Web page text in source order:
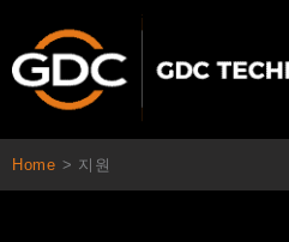
츠
Home > 지원